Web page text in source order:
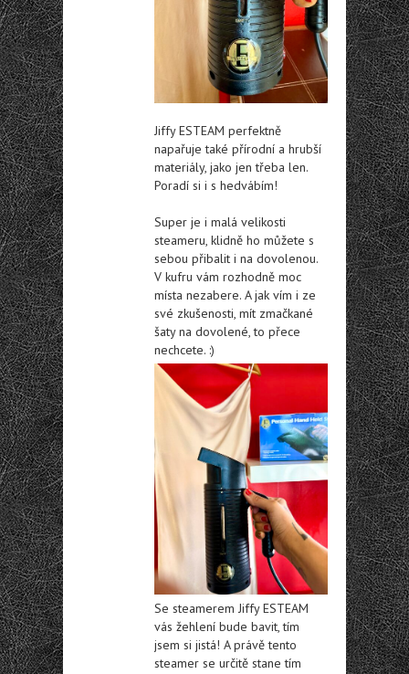
Jiffy ESTEAM perfektně
napařuje také přírodní a hrubší
materiály, jako jen třeba len.
Poradí si i s hedvábím!
Super je i malá velikosti
steameru, klidně ho můžete s
sebou přibalit i na dovolenou.
V kufru vám rozhodně moc
místa nezabere. A jak vím i ze
své zkušenosti, mít zmačkané
šaty na dovolené, to přece
nechcete. :)
Se steamerem Jiffy ESTEAM
vás žehlení bude bavit, tím
jsem si jistá! A právě tento
steamer se určitě stane tím